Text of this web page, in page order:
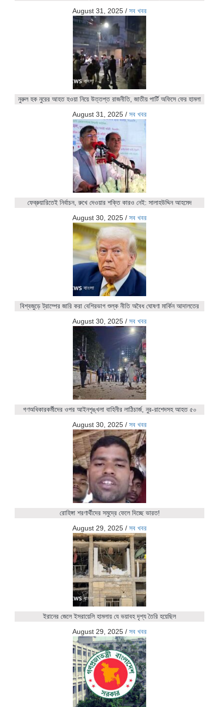
August 31, 2025 / সব খবর
নুরুল হক নুরের আহত হওয়া নিয়ে উত্তপ্ত রাজনীতি, জাতীয় পার্টি অফিসে ফের হামলা
August 31, 2025 / সব খবর
ফেব্রুয়ারিতেই নির্বাচন, রুখে দেওয়ার শক্তি কারও নেই: সালাহউদ্দিন আহমেদ
August 30, 2025 / সব খবর
বিশ্বজুড়ে ট্রাম্পের জারি করা বেশিরভাগ শুল্ক নীতি অবৈধ ঘোষণা মার্কিন আদালতের
August 30, 2025 / সব খবর
গণঅধিকারকর্মীদের ওপর আইনশৃঙ্খলা বাহিনীর লাঠিচার্জ, নুর-রাশেদসহ আহত ৫০
August 30, 2025 / সব খবর
রোহিঙ্গা শরণার্থীদের সমুদ্রে ফেলে দিচ্ছে ভারত!
August 29, 2025 / সব খবর
ইরানের জেলে ইসরায়েলি হামলায় যে ভয়াবহ দৃশ্য তৈরি হয়েছিল
August 29, 2025 / সব খবর